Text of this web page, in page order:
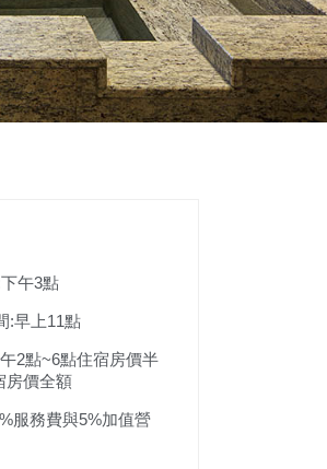
午3點
:早上11點
2點~6點住宿房價半
房價全額
服務費與5%加值營